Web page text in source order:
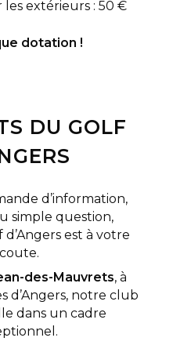
extérieurs : 50 €
dotation !
DU GOLF
d’information,
simple question,
d’Angers est à votre
des-Mauvrets, à
d’Angers, notre club
dans un cadre